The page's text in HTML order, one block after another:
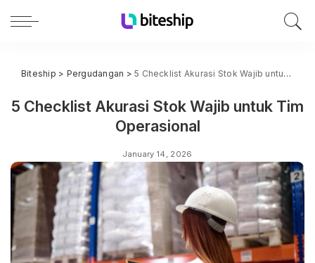
Biteship > Pergudangan >5 Checklist Akurasi Stok Wajib untuk Tim Operasional
5 Checklist Akurasi Stok Wajib untuk Tim
Operasional
January 14, 2026